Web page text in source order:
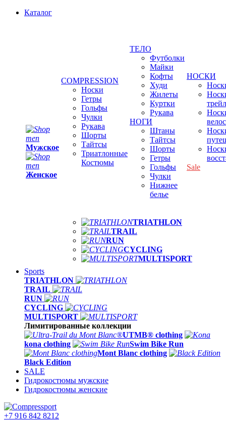
Каталог
Мужское
Женское
COMPRESSION
Носки
Гетры
Гольфы
Чулки
Рукава
Шорты
Тайтсы
Триатлонные
Костюмы
ТЕЛО
Футболки
Майки
Кофты
Худи
Жилеты
Куртки
Рукава
НОГИ
Штаны
Тайтсы
Шорты
Гетры
Гольфы
Чулки
Нижнее
белье
НОСКИ
Sale
TRIATHLON
TRAIL
RUN
CYCLING
MULTISPORT
Sports
TRIATHLON
TRAIL
RUN
CYCLING
MULTISPORT
Лимитированные коллекции
UTMB® clothing
kona clothing
Swim Bike Run
Mont Blanc clothing
Black Edition
SALE
Гидрокостюмы мужские
Гидрокостюмы женские
+7 916 842 8212